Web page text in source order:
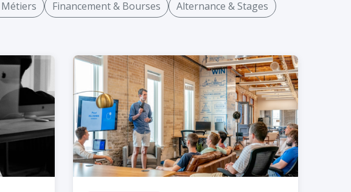
Financement & Bourses
Alternance & Stages